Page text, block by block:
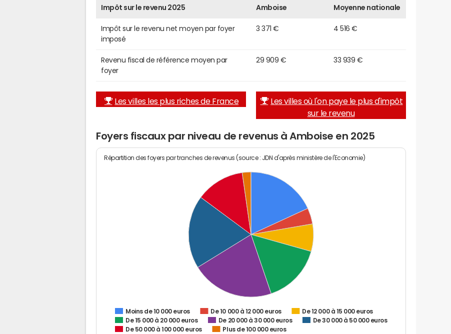
Impôt sur le revenu 2025 Amboise Moyenne nationale
Impôt sur le revenu net moyen par foyer
imposé
3 371 € 4 516 €
Revenu fiscal de référence moyen par
foyer
29 909 € 33 939 €
Les villes les plus riches de France
Les villes où l'on paye le plus d'impôt
sur le revenu
Foyers fiscaux par niveau de revenus à Amboise en 2025
Répartition des foyers par tranches de revenus (source : JDN d'après ministère de l'Economie)
Moins de 10 000 euros De 10 000 à 12 000 euros
De 12 000 à 15 000 euros
De 15 000 à 20 000 euros
De 20 000 à 30 000 euros
De 30 000 à 50 000 euros
De 50 000 à 100 000 euros
Plus de 100 000 euros